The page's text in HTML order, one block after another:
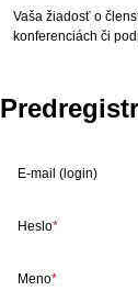
Vaša žiadosť o
konferenciách či
E-mail (login)
Heslo
Meno